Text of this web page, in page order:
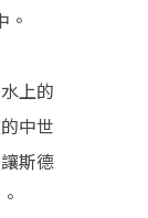
。
上的
中世
斯德